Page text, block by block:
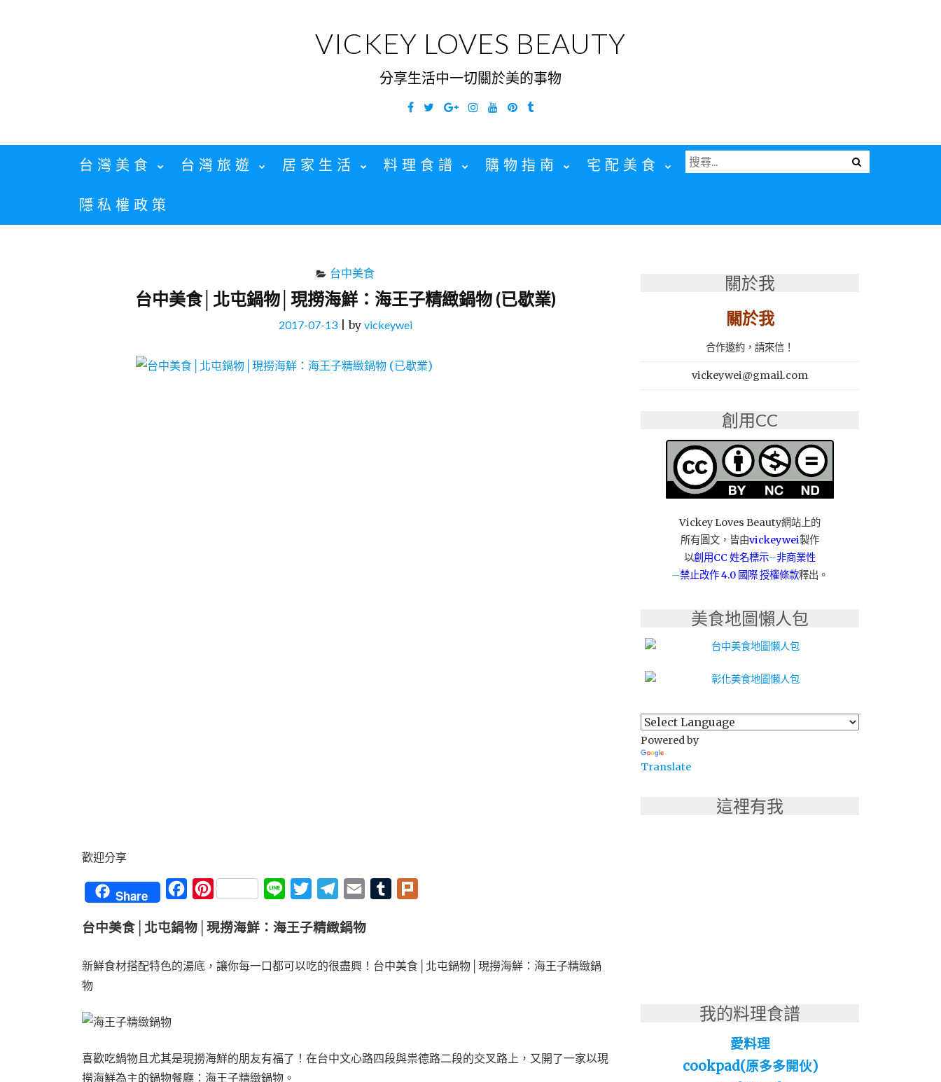
VICKEY LOVES BEAUTY
分享生活中一切關於美的事物
Facebook
TwitterGoogleInstagramYouTubePinterest
Tumblr
台灣美食 台灣旅遊 居家生活 料理食譜 購物指南 宅配美食
隱私權政策
Menu
搜
尋
台中美食
台中美食│北屯鍋物│現撈海鮮：海王子精緻鍋物 (已歇業)
2017-07-13 |by vickeywei
歡迎分享
Share FacebookPinterest Line TwitterTelegram
Email Tumblr
台中美食│北屯鍋物│現撈海鮮：海王子精緻鍋物
新鮮食材搭配特色的湯底，讓你每一口都可以吃的很盡興！台中美食│北屯鍋物│現撈海鮮：海王子精緻鍋
物
喜歡吃鍋物且尤其是現撈海鮮的朋友有福了！在台中文心路四段與祟德路二段的交叉路上，又開了一家以現
撈海鮮為主的鍋物餐廳：海王子精緻鍋物。
關於我
關於我
合作邀約，請來信！
vickeywei@gmail.com
創用CC
Vickey Loves Beauty網站上的
所有圖文，皆由vickeywei製作
以創用CC 姓名標示–非商業性
–禁止改作4.0 國際 授權條款釋出。
美食地圖懶人包
Powered by
Translate
這裡有我
我的料理食譜
愛料理
cookpad(原多多開伙)